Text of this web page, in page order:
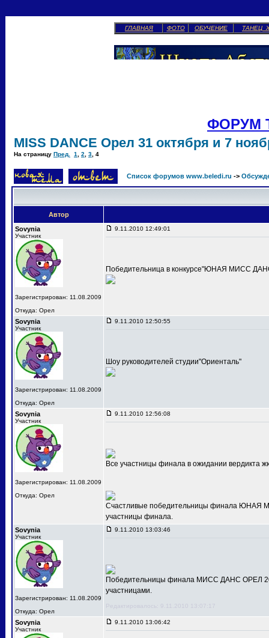
ГЛАВНАЯ ФОТО ОБУЧЕНИЕ ТАНЕЦ
ФОРУМ
MISS DANCE Орел 31 октября и 7
На страницу Пред. 1 2 3 4
Список форумов www.beledi.ru ->
Автор
Sovynia
Участник
Зарегистрирован: 11.08.2009
Откуда: Орел
9.11.2010 12:49:01
Победительница в конкурсе"ЮНАЯ МИСС
Sovynia
Участник
Зарегистрирован: 11.08.2009
Откуда: Орел
9.11.2010 12:50:55
Шоу руководителей студии"Ориенталь"
Sovynia
Участник
Зарегистрирован: 11.08.2009
Откуда: Орел
9.11.2010 12:56:08
Все участницы финала в ожидании вердикта
Счастливые победительницы финала ЮНАЯ
участницы финала.
Sovynia
Участник
Зарегистрирован: 11.08.2009
Откуда: Орел
9.11.2010 13:03:46
Победительницы финала МИСС ДАНС ОРЕЛ
участницами.
Редактировалось: 9.11.2010 13:07:17
Sovynia
Участник
9.11.2010 13:06:42